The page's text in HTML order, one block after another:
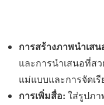
การสร้างภาพนำเสน
และการนำเสนอที่ส
แม่แบบและการจัดเ
การเพิ่มสื่อ: ใส่รูปภ